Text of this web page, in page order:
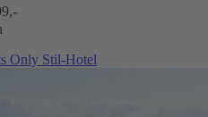
Only Stil-Hotel